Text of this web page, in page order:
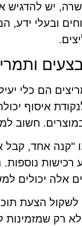
יש להדגיש
ובעלי ידע,
הם כלי
איסוף
במוצרים.
"קנה אחד, קבל
רכישות
אלה יכולים
לשקול הצעת
לא רק